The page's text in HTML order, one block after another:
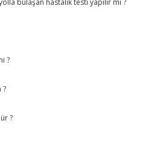
bulaşan hastalık testi yapılır mı ?
?
?
?